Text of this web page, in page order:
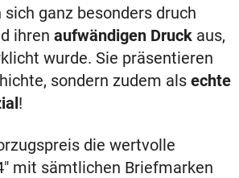
ganz besonders druch
ihren aufwändigen Druck aus,
wurde. Sie präsentieren
sondern zudem als echte
!
die wertvolle
mit sämtlichen Briefmarken